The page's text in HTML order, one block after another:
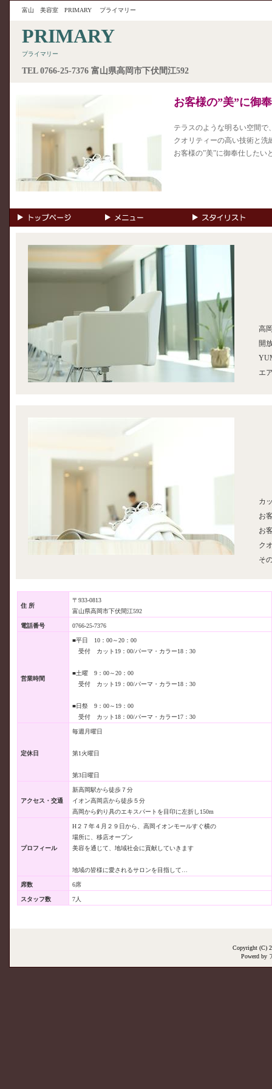
富山 美容室 PRIMARY プライマリー
PRIMARY
プライマリー
TEL 0766-25-7376 富山県高岡市下伏間江592
お客様の”美”に御
テラスのような明るい空間で
クオリティーの高い技術と洗
お客様の”美”に御奉仕したい
高
開
エ
カ
お
お
ク
そ
住 所
〒933-0813
富山県高岡市下伏間江592
電話番号 0766-25-7376
営業時間
■平日 10：00～20：00
受付 カット19：00/パーマ・カラー18：30
■土曜 9：00～20：00
受付 カット19：00/パーマ・カラー18：30
■日祭 9：00～19：00
受付 カット18：00/パーマ・カラー17：30
定休日
毎週月曜日
第1火曜日
第3日曜日
アクセス・交通
新高岡駅から徒歩７分
イオン高岡店から徒歩５分
高岡から釣り具のエキスパートを目印に左折し150m
プロフィール
H２７年４月２９日から、高岡イオンモールすぐ横の
場所に、移店オープン
美容を通じて、地域社会に貢献していきます
地域の皆様に愛されるサロンを目指して…
席数 6席
スタッフ数 7人
Copyright (C)
Powerd by